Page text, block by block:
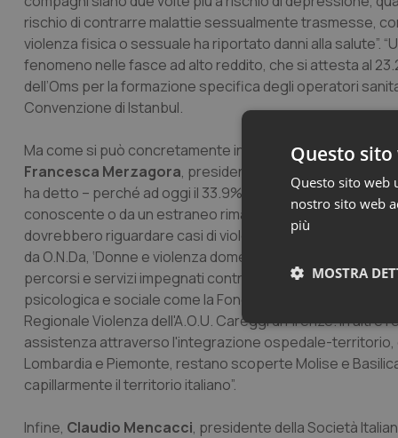
rischio di contrarre malattie sessualmente trasmesse,
violenza fisica o sessuale ha riportato danni alla salute”.
fenomeno nelle fasce ad alto reddito, che si attesta al
dell’Oms per la formazione specifica degli operatori
Convenzione di Istanbul.
Ma come si può concretamente intervenire a sostegno
Francesca Merzagora, presidente O.N.Da: “I dati
ha detto – perché ad oggi il 33.9% delle donne vittime di
conoscente o da un estraneo rimane in silenzio. Per
dovrebbero riguardare casi di violenza su donne e
da O.N.Da, ‘Donne e violenza domestica: diamo voce al
percorsi e servizi impegnati contro la violenza sulle
psicologica e sociale come la Fondazione IRCCS Ca’
Regionale Violenza dell'A.O.U. Careggi di Firenze. In
assistenza attraverso l'integrazione ospedale-territorio,
Lombardia e Piemonte, restano scoperte Molise e
capillarmente il territorio italiano”.
Infine, Claudio Mencacci, presidente della Società
Questo
Questo sito web
nostro sito web
più
MOSTRA